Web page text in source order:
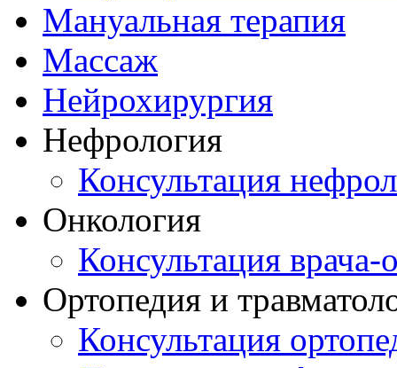
Мануальная терапия
Массаж
Нейрохирургия
Нефрология
Консультация
Онкология
Консультация врача-
Ортопедия и
Консультация